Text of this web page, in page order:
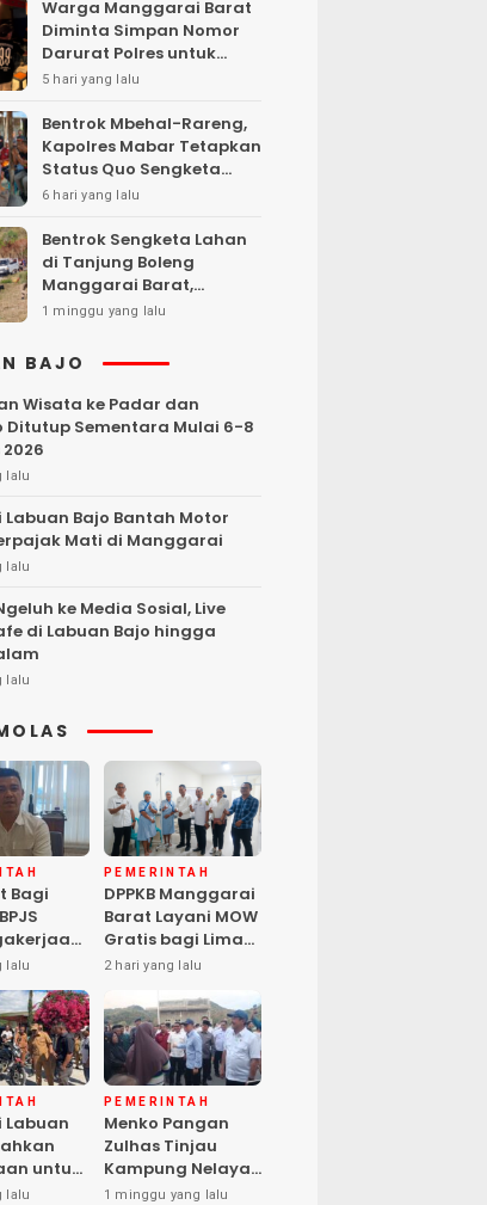
Warga Manggarai Barat
Diminta Simpan Nomor
Darurat Polres untuk
Laporan Kamtibmas
5 hari yang lalu
Bentrok Mbehal-Rareng,
Kapolres Mabar Tetapkan
Status Quo Sengketa
Lengkong Warang
6 hari yang lalu
Bentrok Sengketa Lahan
di Tanjung Boleng
Manggarai Barat,
Kendaraan Dibakar
1 minggu yang lalu
BAJO
Wisata ke Padar dan
Ditutup Sementara Mulai 6-8
lalu
Bajo Bantah Motor
Mati di Manggarai
lalu
ke Media Sosial, Live
di Labuan Bajo hingga
lalu
Bagi
hingga
Anak
lalu
PEMERINTAH
DPPKB Manggarai
Barat Layani MOW
Gratis bagi Lima
Peserta, Biaya
Pemerintah
2 hari yang lalu
untuk
Cegah
lalu
PEMERINTAH
Menko Pangan
Zulhas Tinjau
Kampung Nelayan
Modern Warloka,
1 minggu yang lalu